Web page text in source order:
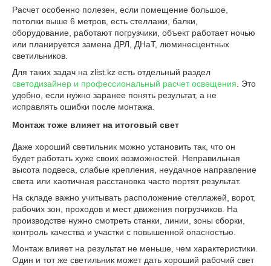
Расчет особенно полезен, если помещение большое,
потолки выше 6 метров, есть стеллажи, балки,
оборудование, работают погрузчики, объект работает ночью
или планируется замена ДРЛ, ДНаТ, люминесцентных
светильников.
Для таких задач на zlist.kz есть отдельный раздел
светодизайнер и профессиональный расчет освещения. Это
удобно, если нужно заранее понять результат, а не
исправлять ошибки после монтажа.
Монтаж тоже влияет на итоговый свет
Даже хороший светильник можно установить так, что он
будет работать хуже своих возможностей. Неправильная
высота подвеса, слабые крепления, неудачное направление
света или хаотичная расстановка часто портят результат.
На складе важно учитывать расположение стеллажей, ворот,
рабочих зон, проходов и мест движения погрузчиков. На
производстве нужно смотреть станки, линии, зоны сборки,
контроль качества и участки с повышенной опасностью.
Монтаж влияет на результат не меньше, чем характеристики.
Один и тот же светильник может дать хороший рабочий свет